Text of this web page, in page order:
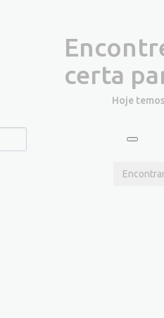
certa
Hoje temos